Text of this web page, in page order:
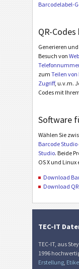
Barcodelabel-
QR-
Generieren
Besuch von
zum Teilen
Zugriff, u.v.m.
Codes mit
Software
Wählen Sie
Barcode Studio
Studio. Beide
OS X und
Download
Download
TEC-IT
TEC-IT, aus
1996
Erstellung,